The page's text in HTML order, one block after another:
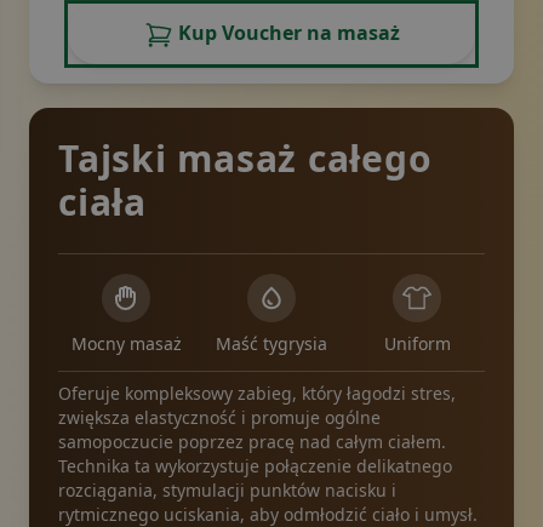
Kup Voucher na masaż
Tajski masaż całego
ciała
Mocny masaż Maść tygrysia Uniform
Oferuje kompleksowy zabieg, który łagodzi stres,
zwiększa elastyczność i promuje ogólne
samopoczucie poprzez pracę nad całym ciałem.
Technika ta wykorzystuje połączenie delikatnego
rozciągania, stymulacji punktów nacisku i
rytmicznego uciskania, aby odmłodzić ciało i umysł.